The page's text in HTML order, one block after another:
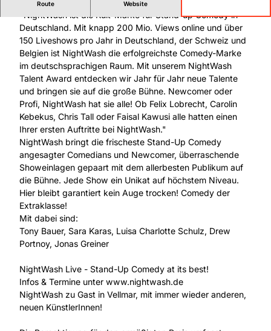
Route Website
Stand-Up Comedy ist LIVE am lustigsten!
"NightWash ist die Kult-Marke für Stand-up Comedy in
Deutschland. Mit knapp 200 Mio. Views online und über
150 Liveshows pro Jahr in Deutschland, der Schweiz und
Belgien ist NightWash die erfolgreichste Comedy-Marke
im deutschsprachigen Raum. Mit unserem NightWash
Talent Award entdecken wir Jahr für Jahr neue Talente
und bringen sie auf die große Bühne. Newcomer oder
Profi, NightWash hat sie alle! Ob Felix Lobrecht, Carolin
Kebekus, Chris Tall oder Faisal Kawusi alle hatten einen
Ihrer ersten Auftritte bei NightWash."
NightWash bringt die frischeste Stand-Up Comedy
angesagter Comedians und Newcomer, überraschende
Showeinlagen gepaart mit dem allerbesten Publikum auf
die Bühne. Jede Show ein Unikat auf höchstem Niveau.
Hier bleibt garantiert kein Auge trocken! Comedy der
Extraklasse!
Mit dabei sind:
Tony Bauer, Sara Karas, Luisa Charlotte Schulz, Drew
Portnoy, Jonas Greiner
NightWash Live - Stand-Up Comedy at its best!
Infos & Termine unter www.nightwash.de
NightWash zu Gast in Vellmar, mit immer wieder anderen,
neuen KünstlerInnen!